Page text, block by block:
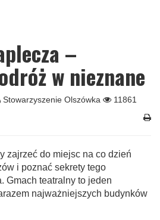
–
w nieznane
Stowarzyszenie Olszówka 11861
zajrzeć do miejsc na co dzień
i poznać sekrety tego
Gmach teatralny to jeden
najważniejszych budynków